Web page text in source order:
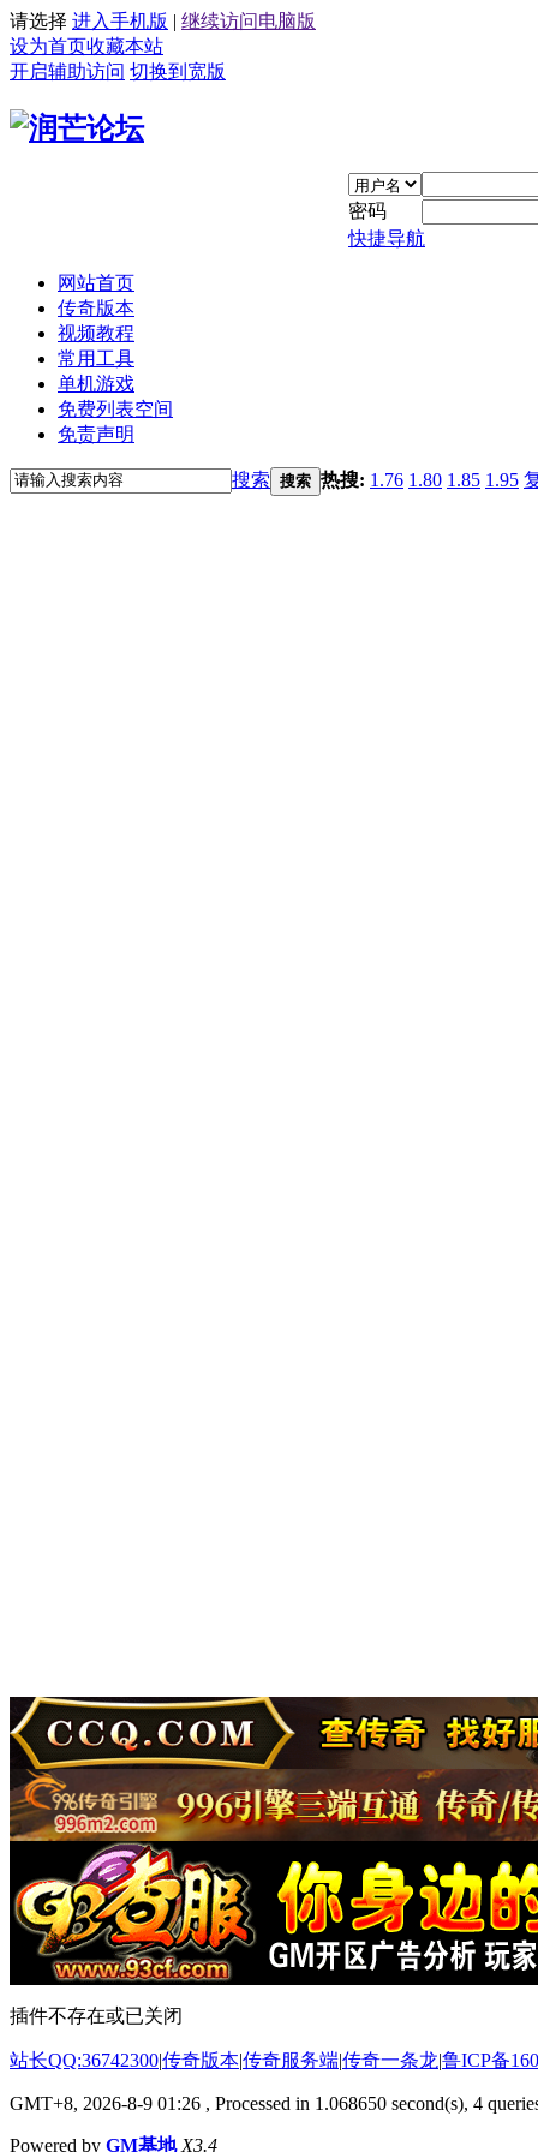
请选择 进入手机版 | 继续访问电脑版
设为首页收藏本站
开启辅助访问 切换到宽版
密码
快捷导航
网站首页
传奇版本
视频教程
常用工具
单机游戏
免费列表空间
免责声明
搜索 搜索 热搜: 1.76 1.80 1.85 1.95
插件不存在或已关闭
站长QQ:36742300|传奇版本|传奇服务端|传奇一条龙|鲁ICP备
GMT+8, 2026-8-9 01:26 , Processed in 1.068650 second(s), 4
Powered by GM基地 X3.4